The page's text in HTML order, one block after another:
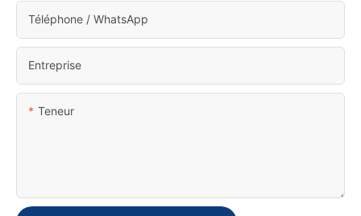
Téléphone / WhatsApp
Entreprise
Teneur